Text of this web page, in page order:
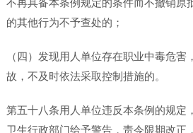
不再具备本条例规定的条件而不撤销原
的其他行为不予查处的；
（四）发现用人单位存在职业中毒危
故，不及时依法采取控制措施的。
第五十八条用人单位违反本条例的规定
卫生行政部门给予警告，责令限期改正